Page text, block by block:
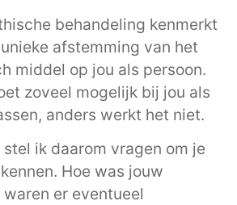
behandeling kenmerkt
afstemming van het
middel op jou als persoon.
zoveel mogelijk bij jou als
anders werkt het niet.
ik daarom vragen om je
Hoe was jouw
er eventueel